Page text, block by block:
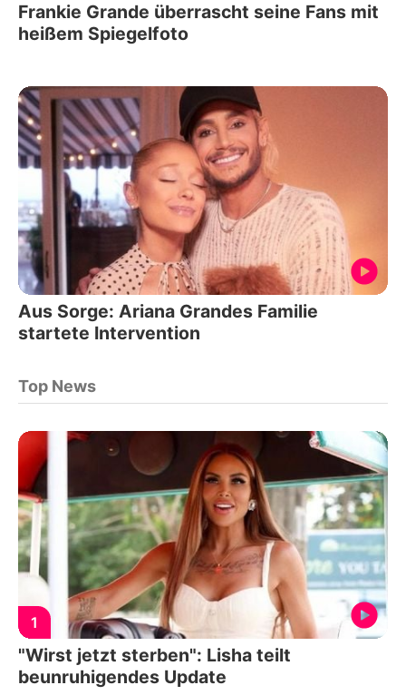
Frankie Grande überrascht seine Fans mit
heißem Spiegelfoto
Aus Sorge: Ariana Grandes Familie
startete Intervention
Top News
1
"Wirst jetzt sterben": Lisha teilt
beunruhigendes Update